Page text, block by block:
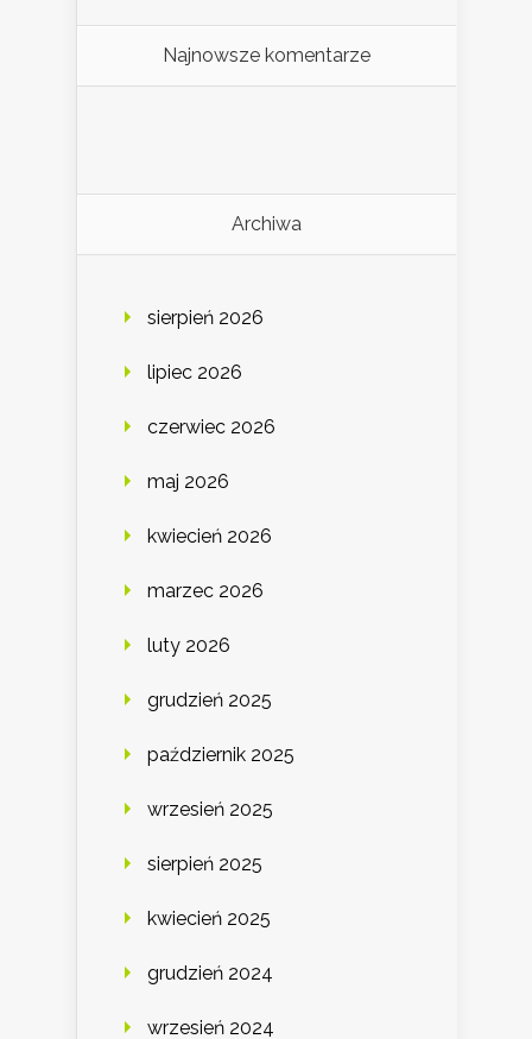
Najnowsze komentarze
Archiwa
sierpień 2026
lipiec 2026
czerwiec 2026
maj 2026
kwiecień 2026
marzec 2026
luty 2026
grudzień 2025
październik 2025
wrzesień 2025
sierpień 2025
kwiecień 2025
grudzień 2024
wrzesień 2024